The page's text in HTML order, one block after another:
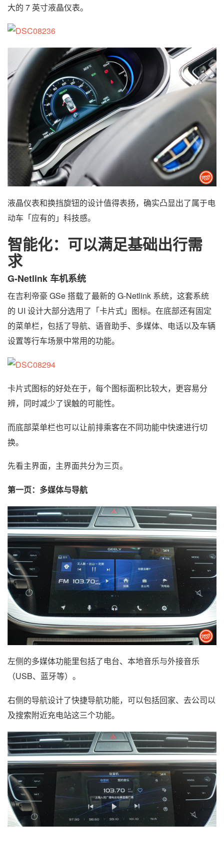
大的 7 英寸液晶仪表。
液晶仪表和换挡旋钮的设计值得表扬，确实凸显出了属于电
动车「应有的」科技感。
智能化：可以满足基础出行需
求
G-Netlink 车机系统
在吉利帝豪 GSe 搭载了最新的 G-Netlink 系统，这套系统
的 UI 设计大部分选用了「卡片式」图标。在底部还有固定
的菜单栏，包括了导航、语音助手、多媒体、电话以及车辆
设置等行车场景中常用的功能。
卡片式图标的好处在于，每个图标面积比较大，更容易分
辨，同时减少了误触的可能性。
而底部菜单栏也可以让前排乘客在不同功能中快速进行切
换。
先看主界面，主界面共分为三页。
第一页：多媒体与导航
左侧的多媒体功能里包括了电台、本地音乐与外接音乐
（USB、蓝牙等）。
右侧的导航设计了快捷导航功能，可以包括回家、去公司以
及搜索附近充电站这三个功能。